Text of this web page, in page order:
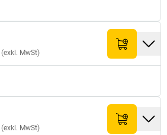
(exkl. MwSt)
(exkl. MwSt)